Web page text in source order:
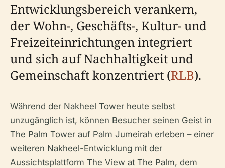
Entwicklungsbereich verankern,
der Wohn-, Geschäfts-, Kultur- und
Freizeiteinrichtungen integriert
und sich auf Nachhaltigkeit und
Gemeinschaft konzentriert (RLB).
Während der Nakheel Tower heute selbst
unzugänglich ist, können Besucher seinen Geist in
The Palm Tower auf Palm Jumeirah erleben – einer
weiteren Nakheel-Entwicklung mit der
Aussichtsplattform The View at The Palm, dem